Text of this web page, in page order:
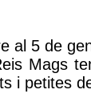
al 5 de
Mags
i petites